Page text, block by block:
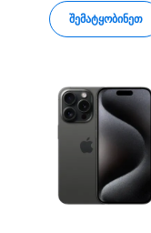
შემატყობინეთ